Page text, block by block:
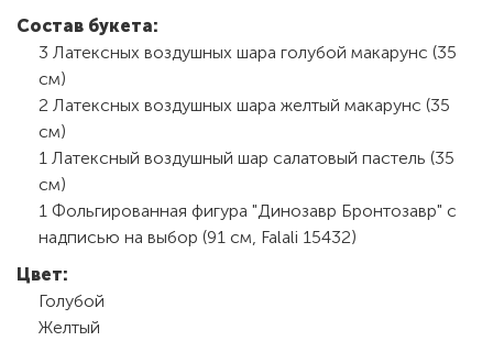
Состав букета:
3 Латексных воздушных шара голубой макарунс (35
см)
2 Латексных воздушных шара желтый макарунс (35
см)
1 Латексный воздушный шар салатовый пастель (35
см)
1 Фольгированная фигура "Динозавр Бронтозавр" с
надписью на выбор (91 см, Falali 15432)
Цвет:
Голубой
Желтый